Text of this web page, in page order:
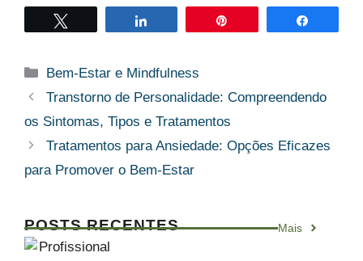
Compartilhar
Categorias
Bem-Estar e Mindfulness
Transtorno de Personalidade: Compreendendo
os Sintomas, Tipos e Tratamentos
Tratamentos para Ansiedade: Opções Eficazes
para Promover o Bem-Estar
POSTS RECENTES Mais